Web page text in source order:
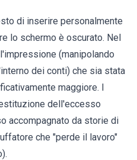
di inserire personalmente
lo schermo è oscurato. Nel
(manipolando
dei conti) che sia stata
maggiore. I
dell'eccesso
accompagnato da storie di
che "perde il lavoro"